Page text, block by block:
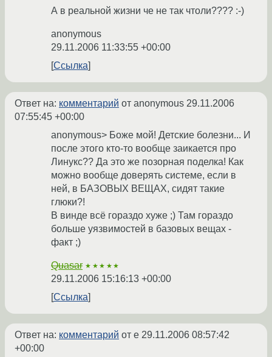
А в реальной жизни че не так чтоли???? :-)
anonymous
29.11.2006 11:33:55 +00:00
Ссылка
Ответ на: комментарий от anonymous 29.11.2006
07:55:45 +00:00
anonymous> Боже мой! Детские болезни... И
после этого кто-то вообще заикается про
Линукс?? Да это же позорная поделка! Как
можно вообще доверять системе, если в
ней, в БАЗОВЫХ ВЕЩАХ, сидят такие
глюки?!
В винде всё гораздо хуже ;) Там гораздо
больше уязвимостей в базовых вещах -
факт ;)
Quasar ★★★★★
29.11.2006 15:16:13 +00:00
Ссылка
Ответ на: комментарий от e 29.11.2006 08:57:42
+00:00